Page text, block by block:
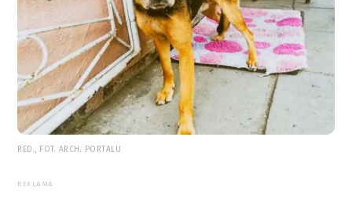
RED., FOT. ARCH. PORTALU
REKLAMA